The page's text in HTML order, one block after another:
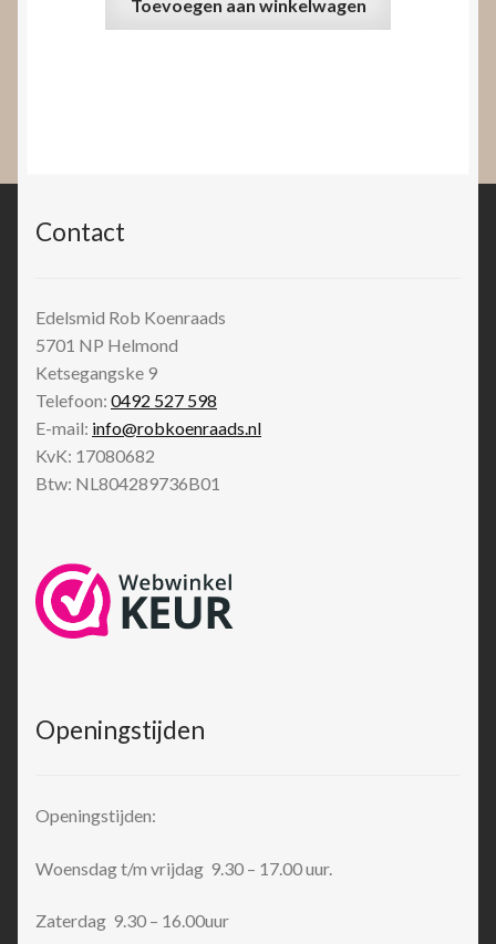
Toevoegen aan winkelwagen
Contact
Edelsmid Rob Koenraads
5701 NP Helmond
Ketsegangske 9
Telefoon: 0492 527 598
E-mail: info@robkoenraads.nl
KvK: 17080682
Btw: NL804289736B01
Openingstijden
Openingstijden:
Woensdag t/m vrijdag 9.30 – 17.00 uur.
Zaterdag 9.30 – 16.00uur